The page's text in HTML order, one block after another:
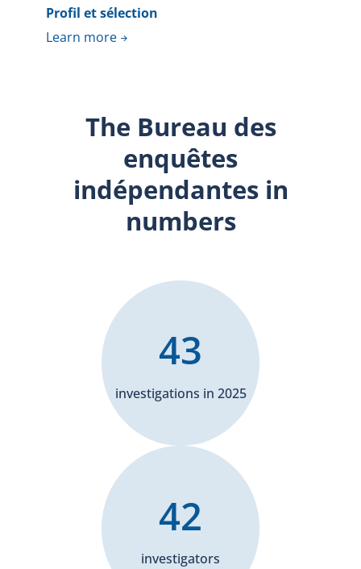
Profil et sélection
Learn more
The Bureau des
enquêtes
indépendantes in
numbers
investigations in 2025
43
investigators
42